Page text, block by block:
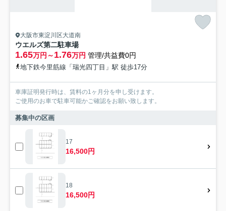
大阪市東淀川区大道南
ウエルズ第二駐車場
1.65万円～1.76万円 管理/共益費0円
地下鉄今里筋線「瑞光四丁目」駅 徒歩17分
車庫証明発行時は、賃料の1ヶ月分を申し受けます。
ご使用のお車で駐車可能かご確認をお願い致します。
募集中の区画
17
16,500円
18
16,500円